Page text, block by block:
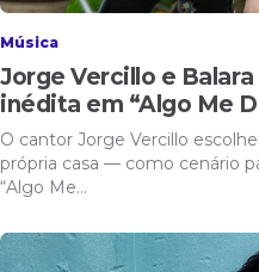
Música
Jorge Vercillo e
inédita em “Algo Me
O cantor Jorge Vercillo
própria casa — como cenário
“Algo Me…